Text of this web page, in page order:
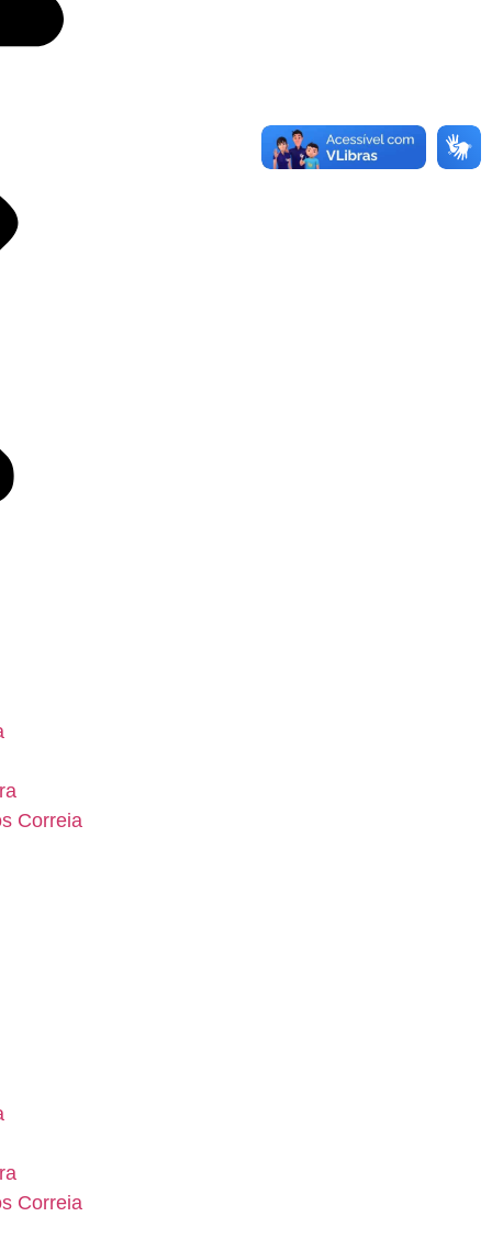
Correia
Correia